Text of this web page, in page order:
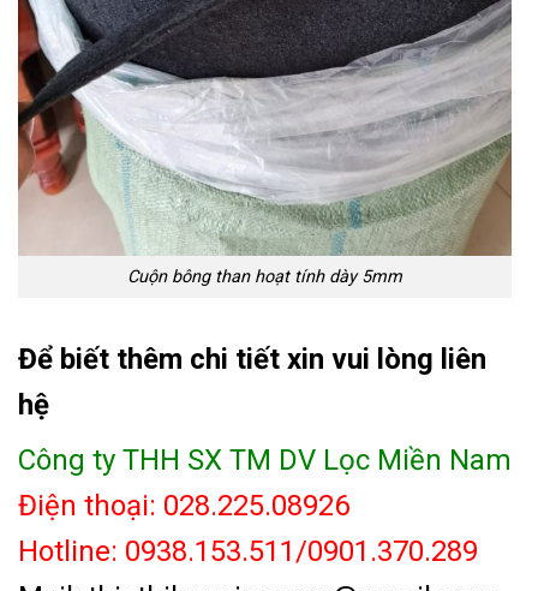
Cuộn bông than hoạt tính dày 5mm
Để biết thêm chi tiết xin vui lòng liên
hệ
Công ty THH SX TM DV Lọc Miền Nam
Điện thoại: 028.225.08926
Hotline: 0938.153.511/0901.370.289